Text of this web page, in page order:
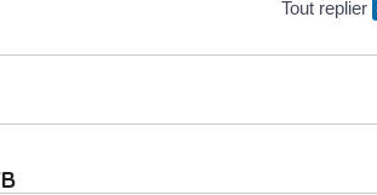
Tout replier